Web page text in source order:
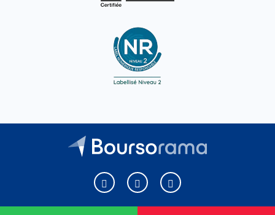
Boursorama sur Facebook
Boursorama sur XBoursorama sur